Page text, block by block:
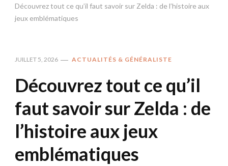
Découvrez tout ce qu’il faut savoir sur Zelda : de l’histoire aux
jeux emblématiques
JUILLET 5, 2026 ACTUALITÉS & GÉNÉRALISTE
Découvrez tout ce qu’il
faut savoir sur Zelda : de
l’histoire aux jeux
emblématiques